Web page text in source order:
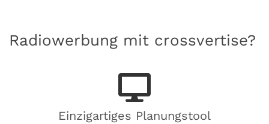
Radiowerbung mit crossvertise?
Einzigartiges Planungstool